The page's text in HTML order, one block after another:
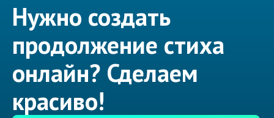
Нужно создать
продолжение стиха
онлайн? Сделаем
красиво!